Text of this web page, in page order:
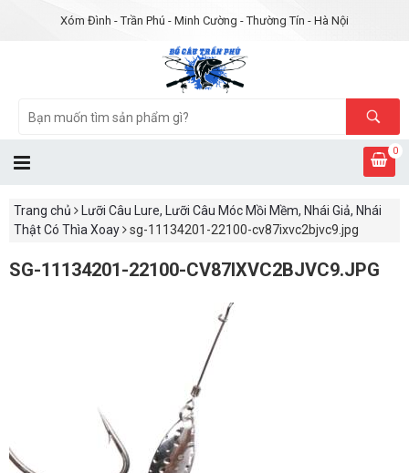
Xóm Đình - Trần Phú - Minh Cường - Thường Tín - Hà Nội
0
Trang chủ
Lưỡi Câu Lure, Lưỡi Câu Móc Mồi Mềm, Nhái Giả, Nhái
Thật Có Thìa Xoay
sg-11134201-22100-cv87ixvc2bjvc9.jpg
SG-11134201-22100-CV87IXVC2BJVC9.JPG